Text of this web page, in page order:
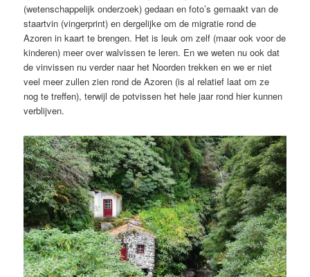
(wetenschappelijk onderzoek) gedaan en foto’s gemaakt van de
staartvin (vingerprint) en dergelijke om de migratie rond de
Azoren in kaart te brengen. Het is leuk om zelf (maar ook voor de
kinderen) meer over walvissen te leren. En we weten nu ook dat
de vinvissen nu verder naar het Noorden trekken en we er niet
veel meer zullen zien rond de Azoren (is al relatief laat om ze
nog te treffen), terwijl de potvissen het hele jaar rond hier kunnen
verblijven.